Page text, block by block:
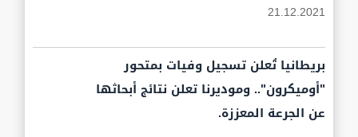
21.12.2021
بريطانيا تُعلن تسجيل وفيات بمتحور
"أوميكرون".. وموديرنا تعلن نتائج أبحاثها
عن الجرعة المعززة.